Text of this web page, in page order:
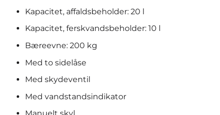
Kapacitet, affaldsbeholder: 20 l
Kapacitet, ferskvandsbeholder: 10 l
Bæreevne: 200 kg
Med to sidelåse
Med skydeventil
Med vandstandsindikator